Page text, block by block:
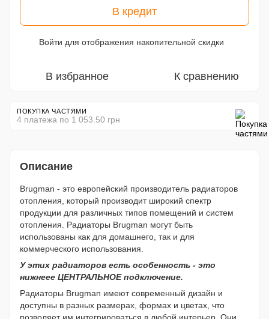
В кредит
Войти для отображения накопительной скидки
В избранное К сравнению
ПОКУПКА ЧАСТЯМИ
4 платежа по 1 053.50 грн
Описание
Brugman - это европейский производитель радиаторов
отопления, который производит широкий спектр
продукции для различных типов помещений и систем
отопления. Радиаторы Brugman могут быть
использованы как для домашнего, так и для
коммерческого использования.
У этих радиаторов есть особенность - это
нижнеее ЦЕНТРАЛЬНОЕ подключение.
Радиаторы Brugman имеют современный дизайн и
доступны в разных размерах, формах и цветах, что